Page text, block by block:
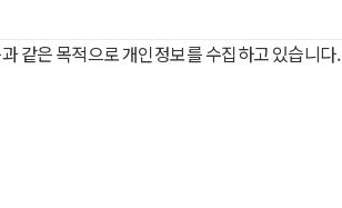
같은 목적으로 개인정보를 수집하고 있습니다.